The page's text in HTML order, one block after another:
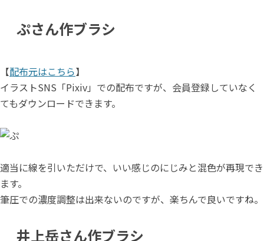
ぷさん作ブラシ
【配布元はこちら】
イラストSNS「Pixiv」での配布ですが、会員登録していなく
てもダウンロードできます。
適当に線を引いただけで、いい感じのにじみと混色が再現でき
ます。
筆圧での濃度調整は出来ないのですが、楽ちんで良いですね。
井上岳さん作ブラシ